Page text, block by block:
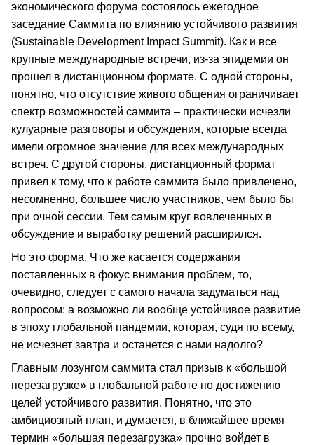
экономического форума состоялось ежегодное
заседание Саммита по влиянию устойчивого развития
(Sustainable Development Impact Summit). Как и все
крупные международные встречи, из-за эпидемии он
прошел в дистанционном формате. С одной стороны,
понятно, что отсутствие живого общения ограничивает
спектр возможностей саммита – практически исчезли
кулуарные разговоры и обсуждения, которые всегда
имели огромное значение для всех международных
встреч. С другой стороны, дистанционный формат
привел к тому, что к работе саммита было привлечено,
несомненно, большее число участников, чем было бы
при очной сессии. Тем самым круг вовлеченных в
обсуждение и выработку решений расширился.
Но это форма. Что же касается содержания
поставленных в фокус внимания проблем, то,
очевидно, следует с самого начала задуматься над
вопросом: а возможно ли вообще устойчивое развитие
в эпоху глобальной пандемии, которая, судя по всему,
не исчезнет завтра и останется с нами надолго?
Главным лозунгом саммита стал призыв к «большой
перезагрузке» в глобальной работе по достижению
целей устойчивого развития. Понятно, что это
амбициозный план, и думается, в ближайшее время
термин «большая перезагрузка» прочно войдет в